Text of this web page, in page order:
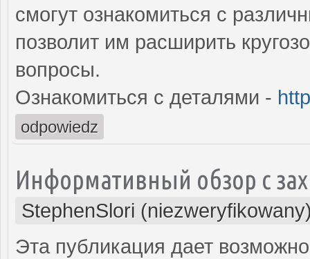
смогут ознакомиться с
позволит им расширить
вопросы.
Ознакомиться с деталями -
odpowiedz
Информативный обзор с
StephenSlori
Эта публикация дает